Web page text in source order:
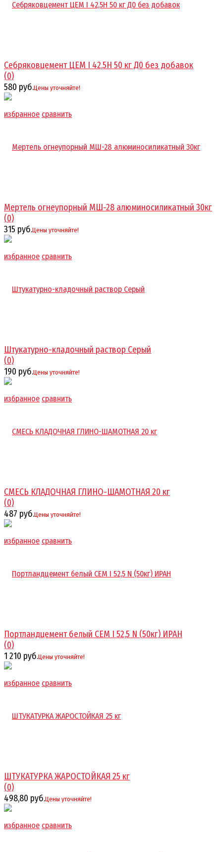
избранное сравнить
Себряковцемент ЦЕМ I 42,5Н 50 кг Д0 без добавок
(0)
580 руб.Цены уточняйте!
избранное сравнить
Мертель огнеупорный МШ-28 алюминосиликатный 30кг
(0)
315 руб.Цены уточняйте!
избранное сравнить
Штукатурно-кладочный раствор Серый
(0)
190 руб.Цены уточняйте!
избранное сравнить
СМЕСЬ КЛАДОЧНАЯ ГЛИНО-ШАМОТНАЯ 20 кг
(0)
487 руб.Цены уточняйте!
избранное сравнить
Портландцемент белый CEM I 52,5 N (50кг) ИРАН
(0)
1 210 руб.Цены уточняйте!
избранное сравнить
ШТУКАТУРКА ЖАРОСТОЙКАЯ 25 кг
(0)
498,80 руб.Цены уточняйте!